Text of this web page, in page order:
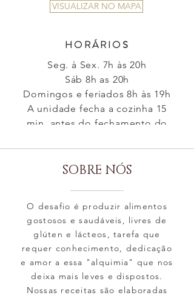
VISUALIZAR NO MAPA
HORÁRIO S
Seg. à Sex. 7h às 20h
Sáb 8h as 20h
Domingos e feriados 8h às 19h
A unidade fecha a cozinha 15
min. antes do fechamento do
SOBRE NÓS
O desafio é produzir alimentos
gostosos e saudáveis, livres de
glúten e lácteos, tarefa que
requer conhecimento, dedicação
e amor a essa "alquimia" que nos
deixa mais leves e dispostos.
Nossas receitas são elaboradas